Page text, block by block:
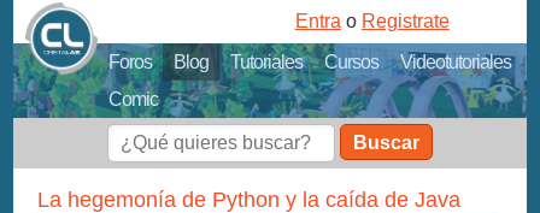
Foros Blog Tutoriales Cursos
Videotutoriales
Comic
Entra o Registrate
Buscar
La hegemonía de Python y la caída de Java